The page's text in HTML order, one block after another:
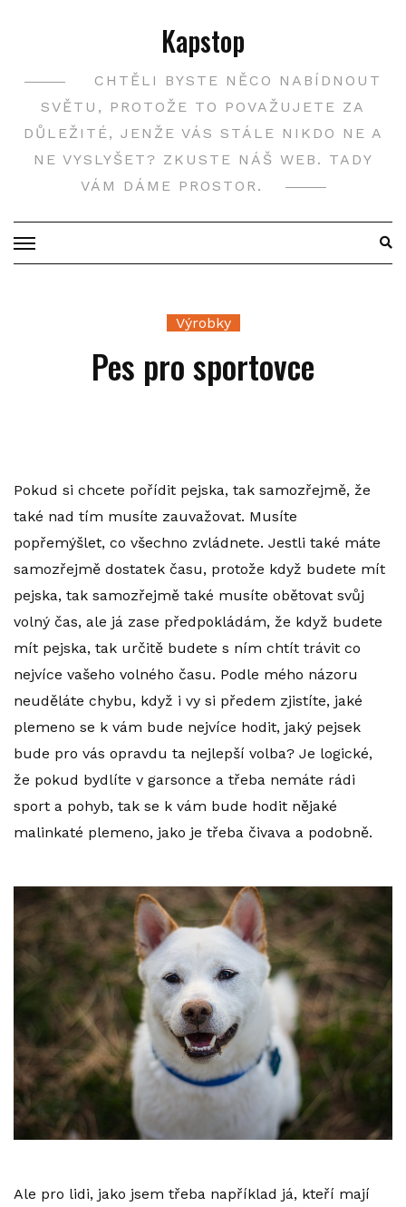
Kapstop
CHTĚLI BYSTE NĚCO NABÍDNOUT
SVĚTU, PROTOŽE TO POVAŽUJETE ZA
DŮLEŽITÉ, JENŽE VÁS STÁLE NIKDO NE A
NE VYSLYŠET? ZKUSTE NÁŠ WEB. TADY
VÁM DÁME PROSTOR.
Výrobky
Pes pro sportovce
Pokud si chcete pořídit pejska, tak samozřejmě, že
také nad tím musíte zauvažovat. Musíte
popřemýšlet, co všechno zvládnete. Jestli také máte
samozřejmě dostatek času, protože když budete mít
pejska, tak samozřejmě také musíte obětovat svůj
volný čas, ale já zase předpokládám, že když budete
mít pejska, tak určitě budete s ním chtít trávit co
nejvíce vašeho volného času. Podle mého názoru
neuděláte chybu, když i vy si předem zjistíte, jaké
plemeno se k vám bude nejvíce hodit, jaký pejsek
bude pro vás opravdu ta nejlepší volba? Je logické,
že pokud bydlíte v garsonce a třeba nemáte rádi
sport a pohyb, tak se k vám bude hodit nějaké
malinkaté plemeno, jako je třeba čivava a podobně.
Ale pro lidi, jako jsem třeba například já, kteří mají